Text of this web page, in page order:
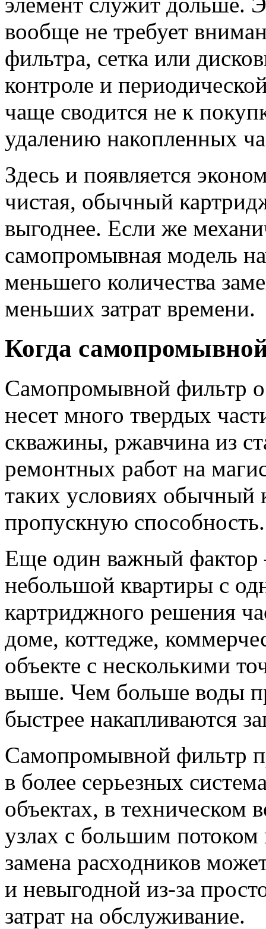
вообще не требует
фильтра, сетка или
контроле и
чаще сводится не к
удалению накопленных
Здесь и появляется
чистая, обычный
выгоднее. Если же
самопромывная модель
меньшего количества
меньших затрат времени.
Когда
Самопромывной фильтр
несет много твердых
скважины, ржавчина из
ремонтных работ на
таких условиях обычный
пропускную способность.
Еще один важный
небольшой квартиры с
картриджного решения
доме, коттедже,
объекте с несколькими
выше. Чем больше воды
быстрее накапливаются
Самопромывной фильтр
в более серьезных
объектах, в
узлах с большим
замена расходников
и невыгодной из-за
затрат на обслуживание.